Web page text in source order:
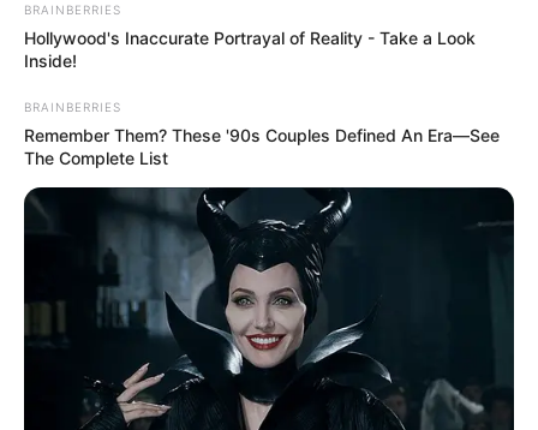
BRAINBERRIES
Hollywood's Inaccurate Portrayal of Reality - Take a Look
Inside!
BRAINBERRIES
Remember Them? These '90s Couples Defined An Era—See
The Complete List